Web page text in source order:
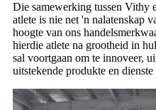
Die samewerking tussen Vithy
atlete is nie net 'n nalatenskap
hoogte van ons
hierdie atlete na grootheid in
sal voortgaan om te innoveer,
uitstekende produkte en